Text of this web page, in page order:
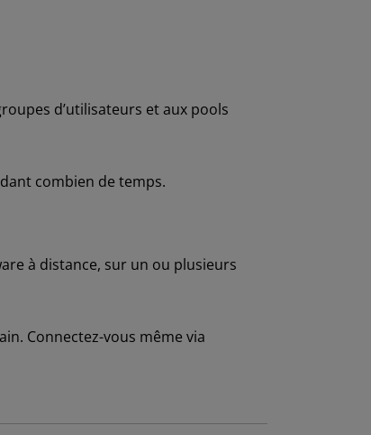
d’utilisateurs et aux pools
combien de temps.
à distance, sur un ou plusieurs
Connectez-vous même via